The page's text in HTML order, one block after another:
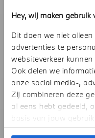
Hey, wij maken gebruik
Dit doen we niet
advertenties te
websiteverkeer
Ook delen we
onze social media-,
Zij combineren deze
al eens hebt gedeeld,
basis van jouw gebruik